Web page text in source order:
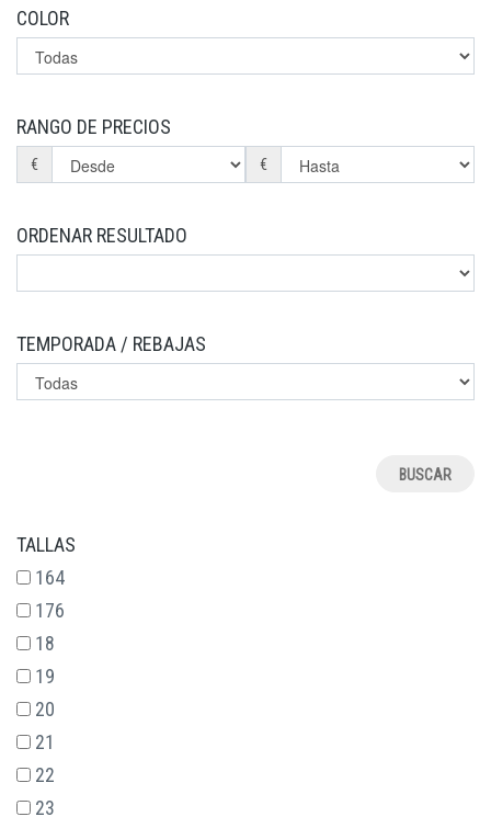
COLOR
RANGO DE PRECIOS
€ €
ORDENAR RESULTADO
TEMPORADA / REBAJAS
TALLAS
164
176
18
19
20
21
22
23